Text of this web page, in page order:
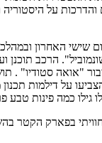
והדרכות על
שישי האחרון
הרכב תוכנן
"אואה סטודיו" .
על דילמות
גילו כמה פינות טבע
חוויתי בפארק הקטר